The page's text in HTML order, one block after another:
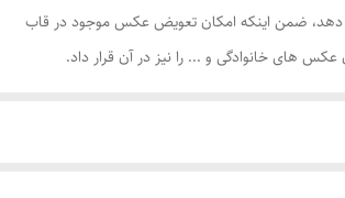
ضمن اینکه امکان تعویض عکس موجود در قاب
های خانوادگی و ... را نیز در آن قرار داد.